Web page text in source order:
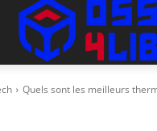
Quels sont les meilleurs